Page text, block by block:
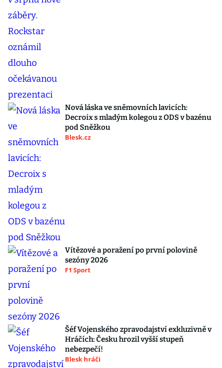
Nová láska ve sněmovních lavicích:
Decroix s mladým kolegou z ODS v bazénu
pod Sněžkou
Blesk.cz
Vítězové a poražení po první polovině
sezóny 2026
F1 Sport
Šéf Vojenského zpravodajství exkluzivně v
Hráčích: Česku hrozil vyšší stupeň
nebezpečí!
Blesk hráči